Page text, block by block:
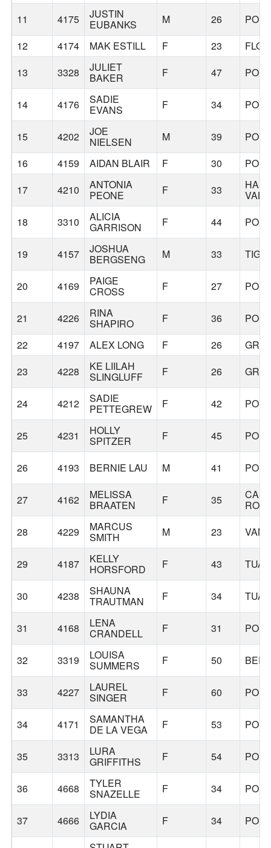
11 4175 JUSTIN
EUBANKS M 26
12
4174 MAK ESTILL F 23
13
3328 JULIET
BAKER F 47
14 4176 SADIE
EVANS F 34
15 4202 JOE
NIELSEN M 39
16
4159 AIDAN BLAIR F 30
17
4210 ANTONIA
PEONE F 33
18
3310 ALICIA
GARRISON F 44
19 4157 JOSHUA
BERGSENG M 33
20 4169 PAIGE
CROSS F 27
21 4226 RINA
SHAPIRO F 36
22
4197 ALEX LONG F 26
23
4228 KE LIILAH
SLINGLUFF F 26
24 4212 SADIE
PETTEGREW F 42
25 4231 HOLLY
SPITZER F 45
26 4193 BERNIE LAU M 41
27 4162 MELISSA
BRAATEN F 35
28
4229 MARCUS
SMITH M 23
29 4187 KELLY
HORSFORD F 43
30 4238 SHAUNA
TRAUTMAN F 34
31 4168 LENA
CRANDELL F 31
32 3319 LOUISA
SUMMERS F 50
33 4227 LAUREL
SINGER F 60
34 4171 SAMANTHA
DE LA VEGA F 53
35 3313 LURA
GRIFFITHS F 54
36 4668 TYLER
SNAZELLE F 34
37 4666 LYDIA
GARCIA F 34